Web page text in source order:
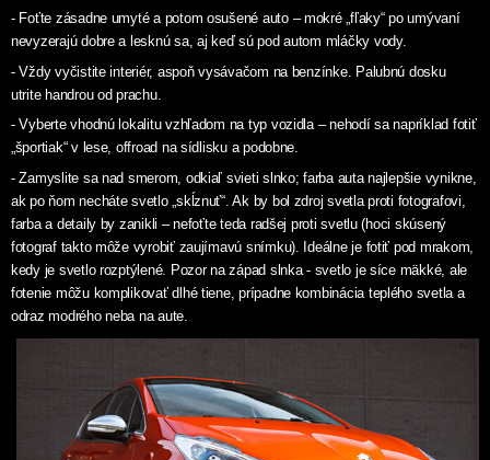
- Foťte zásadne umyté a potom osušené auto – mokré „fľaky“ po umývaní
nevyzerajú dobre a lesknú sa, aj keď sú pod autom mláčky vody.
- Vždy vyčistite interiér, aspoň vysávačom na benzínke. Palubnú dosku
utrite handrou od prachu.
- Vyberte vhodnú lokalitu vzhľadom na typ vozidla – nehodí sa napríklad fotiť
„športiak“ v lese, offroad na sídlisku a podobne.
- Zamyslite sa nad smerom, odkiaľ svieti slnko; farba auta najlepšie vynikne,
ak po ňom necháte svetlo „skĺznuť“. Ak by bol zdroj svetla proti fotografovi,
farba a detaily by zanikli – nefoťte teda radšej proti svetlu (hoci skúsený
fotograf takto môže vyrobiť zaujímavú snímku). Ideálne je fotiť pod mrakom,
kedy je svetlo rozptýlené. Pozor na západ slnka - svetlo je síce mäkké, ale
fotenie môžu komplikovať dlhé tiene, prípadne kombinácia teplého svetla a
odraz modrého neba na aute.